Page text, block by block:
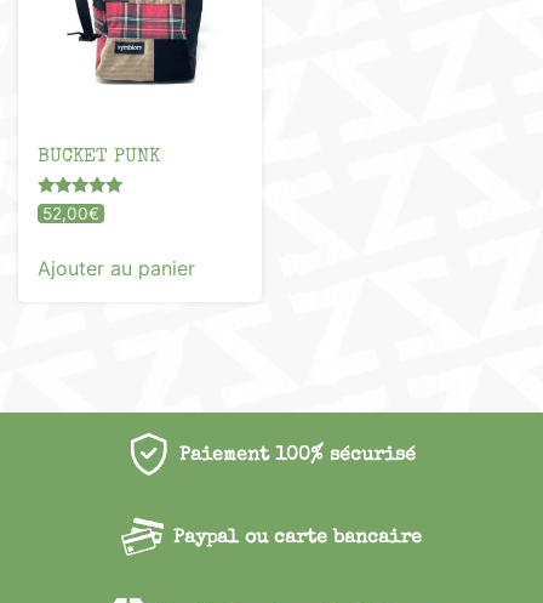
BUCKET PUNK
Note
5.00
52,00€
Ajouter au panier
Paiement 100% sécurisé
Paypal ou carte bancaire